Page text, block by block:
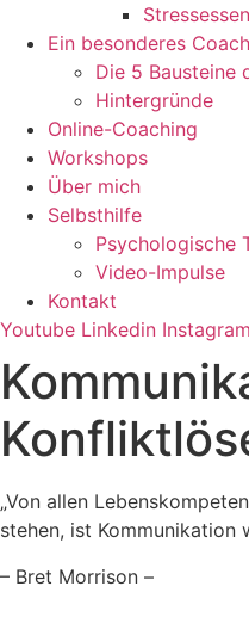
Ein besonderes
Die 5 Bausteine
Hintergründe
Online-Coaching
Workshops
Über mich
Selbsthilfe
Psychologische
Video-Impulse
Kontakt
Youtube Linkedin Instagram
„Von allen
stehen, ist Kommunikation
– Bret Morrison –